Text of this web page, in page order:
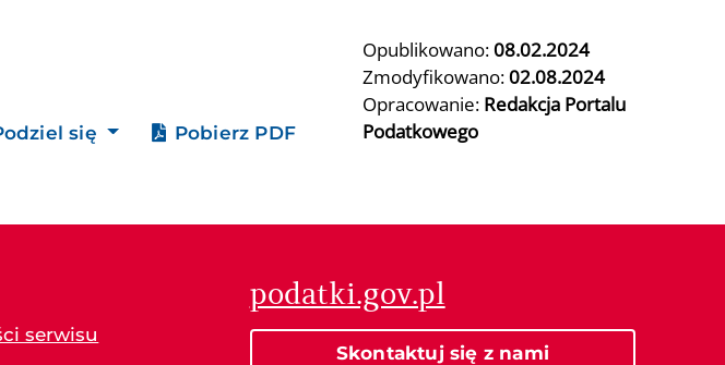
się Pobierz PDF
Opublikowano:08.02.2024
Zmodyfikowano:02.08.2024
Opracowanie: Redakcja Portalu
Podatkowego
serwisu
podatki.gov.pl
Skontaktuj się z nami